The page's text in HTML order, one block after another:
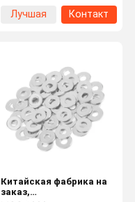
Лучшая
Контакт
Китайская фабрика на
заказ,